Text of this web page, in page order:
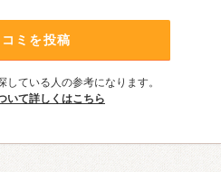
ミを投稿
ている人の参考になります。
いて詳しくはこちら